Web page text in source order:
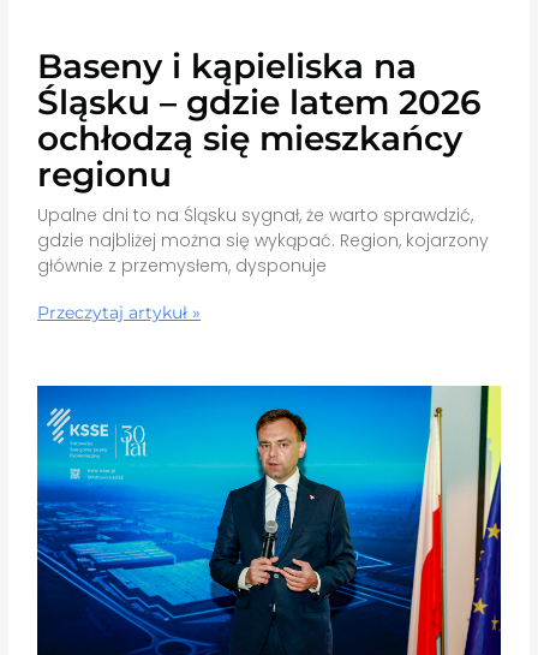
Baseny i kąpieliska na
Śląsku – gdzie latem 2026
ochłodzą się mieszkańcy
regionu
Upalne dni to na Śląsku sygnał, że warto sprawdzić,
gdzie najbliżej można się wykąpać. Region, kojarzony
głównie z przemysłem, dysponuje
Przeczytaj artykuł »